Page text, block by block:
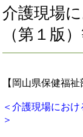
介護現場
（第１版
【岡山県保健福
＜介護現場にお
＞